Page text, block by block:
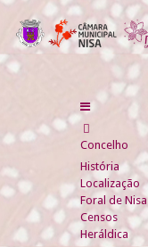
Concelho
História
Localização
Foral de Nisa
Censos
Heráldica